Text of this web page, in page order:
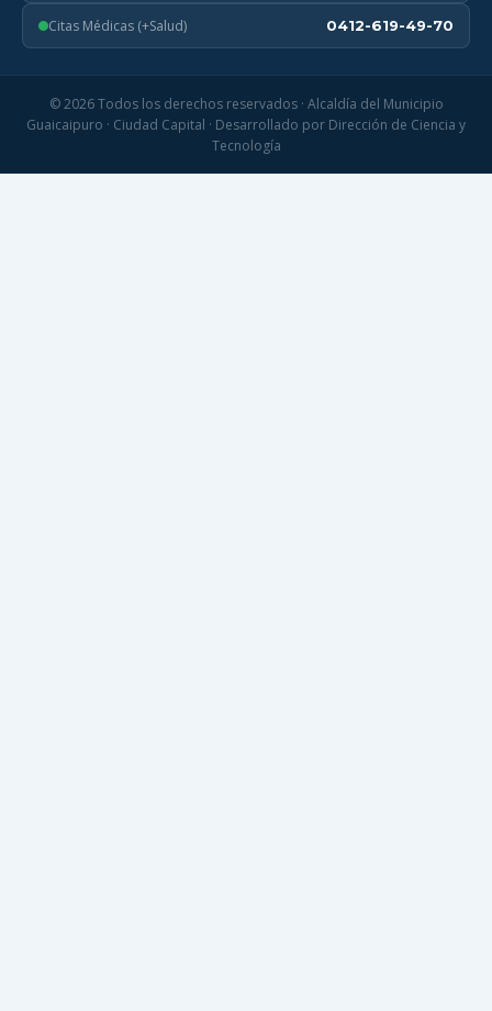
Citas Médicas (+Salud) 0412-619-49-70
© 2026 Todos los derechos reservados · Alcaldía del Municipio
Guaicaipuro · Ciudad Capital · Desarrollado por Dirección de Ciencia y
Tecnología